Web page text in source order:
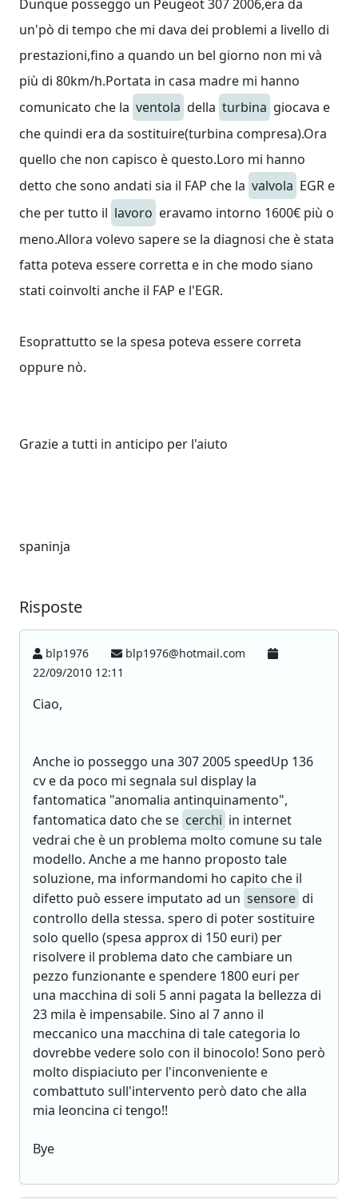
Dunque posseggo un Peugeot 307 2006,era da
un'pò di tempo che mi dava dei problemi a livello di
prestazioni,fino a quando un bel giorno non mi và
più di 80km/h.Portata in casa madre mi hanno
comunicato che la ventola della turbina giocava e
che quindi era da sostituire(turbina compresa).Ora
quello che non capisco è questo.Loro mi hanno
detto che sono andati sia il FAP che la valvola EGR e
che per tutto il lavoro eravamo intorno 1600€ più o
meno.Allora volevo sapere se la diagnosi che è stata
fatta poteva essere corretta e in che modo siano
stati coinvolti anche il FAP e l'EGR.
Esoprattutto se la spesa poteva essere correta
oppure nò.
Grazie a tutti in anticipo per l'aiuto
spaninja
Risposte
blp1976
blp1976@hotmail.com
22/09/2010 12:11
Ciao,
Anche io posseggo una 307 2005 speedUp 136
cv e da poco mi segnala sul display la
fantomatica "anomalia antinquinamento",
fantomatica dato che se cerchi in internet
vedrai che è un problema molto comune su tale
modello. Anche a me hanno proposto tale
soluzione, ma informandomi ho capito che il
difetto può essere imputato ad un sensore di
controllo della stessa. spero di poter sostituire
solo quello (spesa approx di 150 euri) per
risolvere il problema dato che cambiare un
pezzo funzionante e spendere 1800 euri per
una macchina di soli 5 anni pagata la bellezza di
23 mila è impensabile. Sino al 7 anno il
meccanico una macchina di tale categoria lo
dovrebbe vedere solo con il binocolo! Sono però
molto dispiaciuto per l'inconveniente e
combattuto sull'intervento però dato che alla
mia leoncina ci tengo!!
Bye